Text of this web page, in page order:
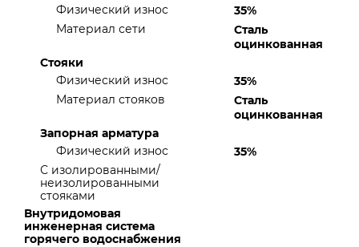
Физический износ
35%
Материал сети
Сталь
оцинкованная
Стояки
Физический износ
35%
Материал стояков
Сталь
оцинкованная
Запорная арматура
Физический износ
35%
С изолированными/
неизолированными
стояками
Внутридомовая
инженерная система
горячего водоснабжения